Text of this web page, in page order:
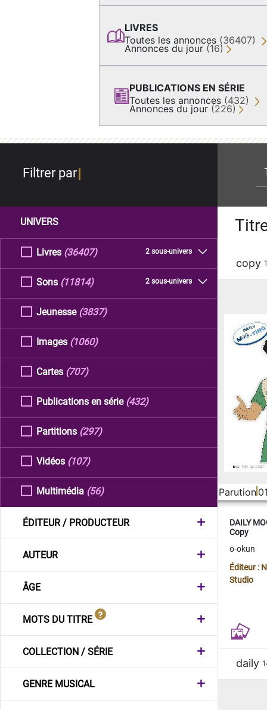
LIVRES
Toutes les annonces (36407)
Annonces du jour (16)
PUBLICATIONS EN SÉRIE
Toutes les annonces (432)
Annonces du jour (226)
Filtrer par
UNIVERS
Livres 2 sous-univers
(36407)
Sons 2 sous-univers
(11814)
Jeunesse (3837)
Images (1060)
Cartes (707)
Publications en série (432)
Partitions (297)
Vidéos (107)
Multimédia (56)
ÉDITEUR / PRODUCTEUR
AUTEUR
ÂGE
MOTS DU TITRE
COLLECTION / SÉRIE
GENRE MUSICAL
copy
Parution
DAILY
Copy
o-okun
Éditeur :
Studio
daily